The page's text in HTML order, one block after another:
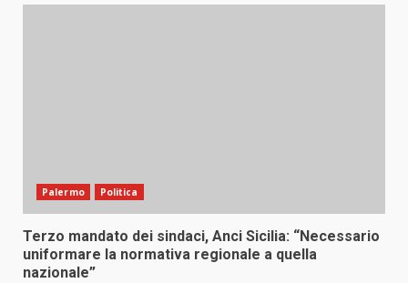
Palermo Politica
Terzo mandato dei sindaci, Anci Sicilia: “Necessario
uniformare la normativa regionale a quella
nazionale”